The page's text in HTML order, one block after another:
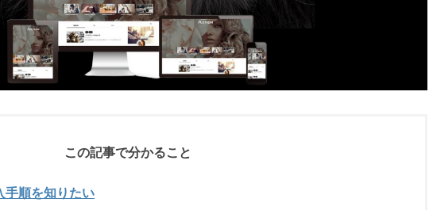
この記事で分かること
手順を知りたい